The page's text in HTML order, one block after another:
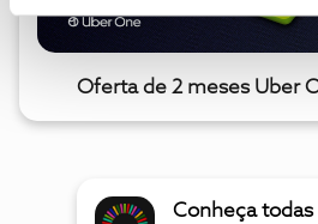
Oferta de 2 meses Uber
Conheça todas